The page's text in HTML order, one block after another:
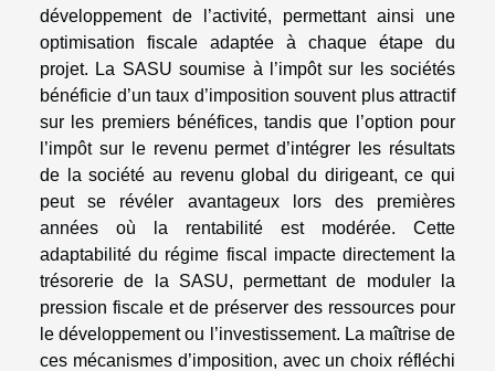
développement de l’activité, permettant ainsi une
optimisation fiscale adaptée à chaque étape du
projet. La SASU soumise à l’impôt sur les sociétés
bénéficie d’un taux d’imposition souvent plus attractif
sur les premiers bénéfices, tandis que l’option pour
l’impôt sur le revenu permet d’intégrer les résultats
de la société au revenu global du dirigeant, ce qui
peut se révéler avantageux lors des premières
années où la rentabilité est modérée. Cette
adaptabilité du régime fiscal impacte directement la
trésorerie de la SASU, permettant de moduler la
pression fiscale et de préserver des ressources pour
le développement ou l’investissement. La maîtrise de
ces mécanismes d’imposition, avec un choix réfléchi